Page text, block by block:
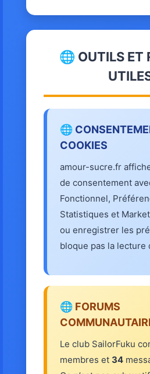
🌐 OUTILS ET
🌐
COOKIES
amour-sucre.fr
de consentement
Fonctionnel,
Statistiques et
ou enregistrer les
bloque pas la lecture
🌐 FORUMS
Le club SailorFuku
membres et 34